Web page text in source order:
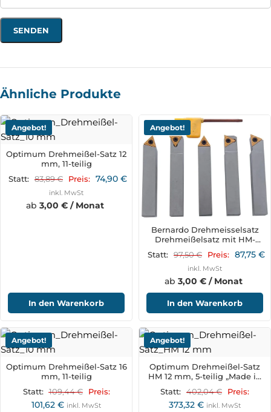
Ähnliche Produkte
Angebot!
Optimum Drehmeißel-Satz 12
mm, 11-teilig
Statt: 83,89€ Preis: 74,90 €
inkl. MwSt
ab 3,00 € / Monat
In den Warenkorb
Angebot!
Bernardo Drehmeisselsatz
Drehmeißelsatz mit HM-
Wendeplatten, 16 mm, 5-tlg.
Statt: 97,50€ Preis: 87,75 €
inkl. MwSt
ab 3,00 € / Monat
In den Warenkorb
Angebot!
Optimum Drehmeißel-Satz 16
mm, 11-teilig
Statt: 109,44€ Preis:
101,62 € inkl. MwSt
Angebot!
Optimum Drehmeißel-Satz
HM 12 mm, 5-teilig „Made in
Statt: 402,04€ Preis:
373,32 € inkl. MwSt